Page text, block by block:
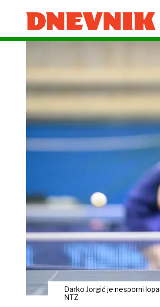
Darko Jorgić je nesporni
NTZ